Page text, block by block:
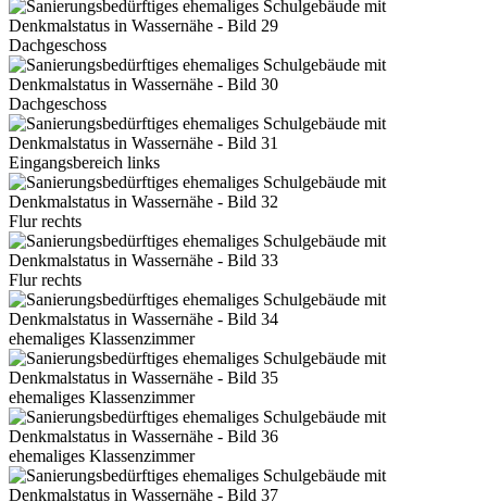
Dachgeschoss
Dachgeschoss
Eingangsbereich links
Flur rechts
Flur rechts
ehemaliges Klassenzimmer
ehemaliges Klassenzimmer
ehemaliges Klassenzimmer